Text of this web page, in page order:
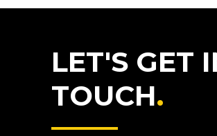
LET'S GET
TOUCH.